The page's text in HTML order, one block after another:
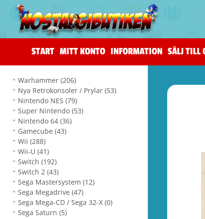
START MITT KONTO INFORMATION SÄLJ TILL
Warhammer(206)
Nya Retrokonsoler / Prylar(53)
Nintendo NES(79)
Super Nintendo(53)
Nintendo 64(36)
Gamecube(43)
Wii(288)
Wii-U(41)
Switch(192)
Switch 2(43)
Sega Mastersystem(12)
Sega Megadrive(47)
Sega Mega-CD / Sega 32-X(0)
Sega Saturn(5)